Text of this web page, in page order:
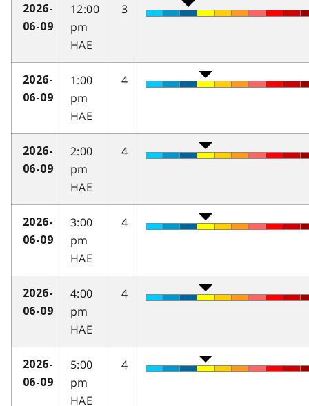
2026-
06-09
12:00
pm
HAE
3
2026-
06-09
1:00
pm
HAE
4
2026-
06-09
2:00
pm
HAE
4
2026-
06-09
3:00
pm
HAE
4
2026-
06-09
4:00
pm
HAE
4
2026-
06-09
5:00
pm
HAE
4